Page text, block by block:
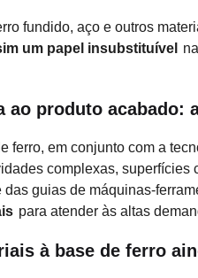
fundido, aço e outros
um papel insubstituível
ao produto acabado:
ferro, em conjunto com a
complexas,
guias de máquinas-
para atender às altas
à base de ferro